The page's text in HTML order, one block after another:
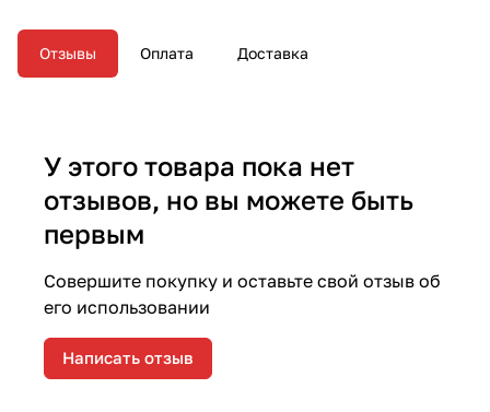
Отзывы Оплата Доставка
У этого товара пока нет
отзывов, но вы можете быть
первым
Совершите покупку и оставьте свой отзыв об
его использовании
Написать отзыв